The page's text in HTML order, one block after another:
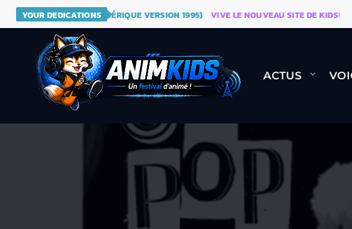
YOUR DEDICATIONS
- DRAGON BALL (GÉNÉRIQUE VERSION 1995) VIVE LE NOUVEAU SITE DE KIDSUNE
ACTUS